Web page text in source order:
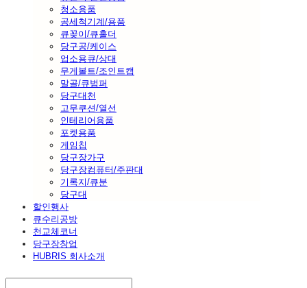
청소용품
공세척기계/용품
큐꽂이/큐홀더
당구공/케이스
업소용큐/상대
무게볼트/조인트캡
말골/큐범퍼
당구대천
고무쿠션/열선
인테리어용품
포켓용품
게임칩
당구장가구
당구장컴퓨터/주판대
기록지/큐분
당구대
할인행사
큐수리공방
천교체코너
당구장창업
HUBRIS 회사소개